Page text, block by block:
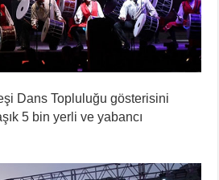
Dans Topluluğu gösterisini
5 bin yerli ve yabancı